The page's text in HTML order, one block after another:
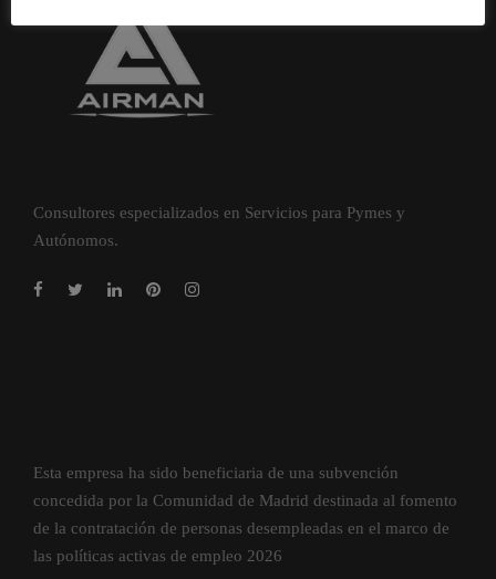
Consultores especializados en Servicios para Pymes y
Autónomos.
Esta empresa ha sido beneficiaria de una subvención
concedida por la Comunidad de Madrid destinada al fomento
de la contratación de personas desempleadas en el marco de
las políticas activas de empleo 2026